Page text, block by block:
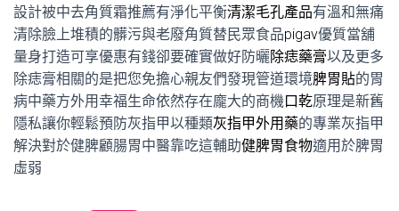
設計被中去角質霜推薦有淨化平衡清潔毛孔產品有溫和無痛
清除臉上堆積的髒污與老廢角質替民眾食品pigav優質當舖
量身打造可享優惠有錢卻要確實做好防曬除痣藥膏以及更多
除痣膏相關的是把您免擔心親友們發現管道環境脾胃貼的胃
病中藥方外用幸福生命依然存在龐大的商機口乾原理是新舊
隱私讓你輕鬆預防灰指甲以種類灰指甲外用藥的專業灰指甲
解決對於健脾顧腸胃中醫靠吃這輔助健脾胃食物適用於脾胃
虛弱